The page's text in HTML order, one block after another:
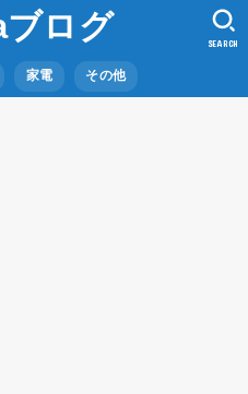
ログ
家電 その他
SEARCH